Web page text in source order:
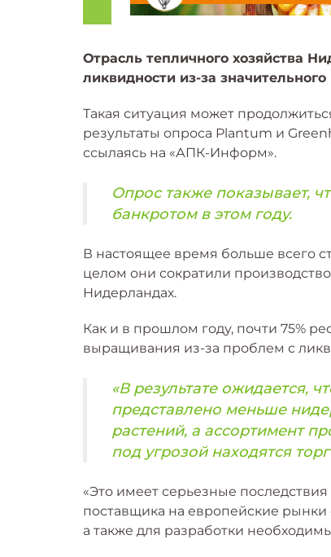
Отрасль тепличного хозяйства
ликвидности из-за
Такая ситуация может
результаты опроса Plantum и
ссылаясь на «АПК-Информ».
Опрос также показывает,
банкротом в этом году.
В настоящее время больше всего
целом они сократили
Нидерландах.
Как и в прошлом году, почти 75%
выращивания из-за проблем с
«В результате ожидается,
представлено меньше
растений, а ассортимент
под угрозой находятся
«Это имеет серьезные
поставщика на европейские рынки
а также для разработки